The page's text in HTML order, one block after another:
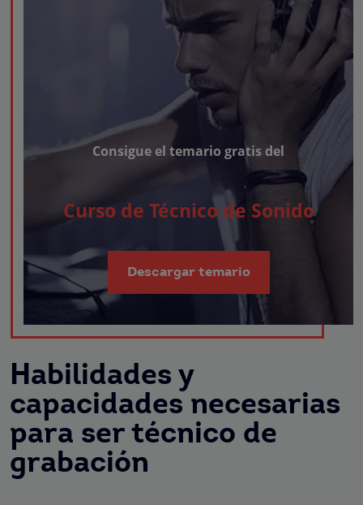
Consigue el temario gratis del
Curso de Técnico de Sonido
Descargar temario
Habilidades y
capacidades necesarias
para ser técnico de
grabación